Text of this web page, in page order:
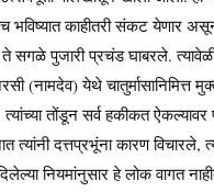
काहीतरी संकट येणार
पुजारी प्रचंड घाबरले.
(नामदेव) येथे चातुर्मासानिमित्त
तोंडून सर्व हकीकत
त्यांनी दत्तप्रभूंना कारण विचारले,
नियमांनुसार हे लोक वागत